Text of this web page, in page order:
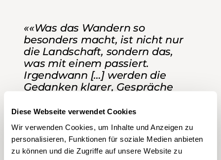
Diese Webseite verwendet Cookies
Wir verwenden Cookies, um Inhalte und Anzeigen zu
personalisieren, Funktionen für soziale Medien anbieten
zu können und die Zugriffe auf unsere Website zu
««Was das Wandern so
besonders macht, ist nicht nur
die Landschaft, sondern das,
was mit einem passiert.
Irgendwann […] werden die
Gedanken klarer, Gespräche
weil der Weg den Fokus lenkt.
Oder weil der Körper geht und
der Kopf endlich nicht mehr
rennen muss.»»